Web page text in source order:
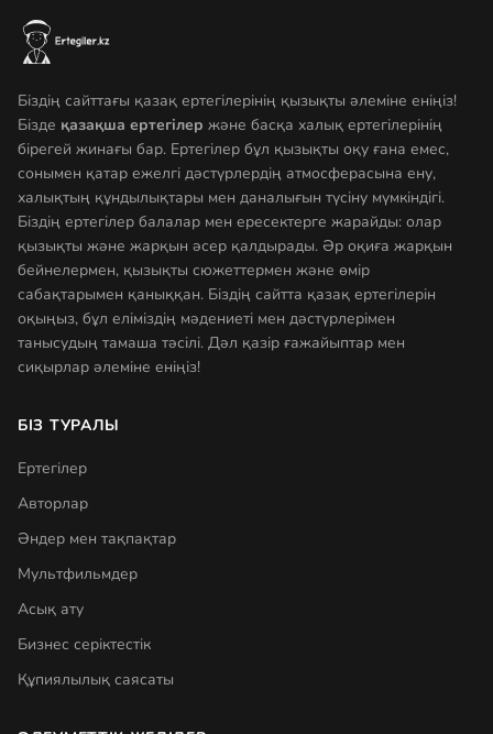
Біздің сайттағы қазақ ертегілерінің қызықты әлеміне еніңіз!
Бізде қазақша ертегілер және басқа халық ертегілерінің
бірегей жинағы бар. Ертегілер бұл қызықты оқу ғана емес,
сонымен қатар ежелгі дәстүрлердің атмосферасына ену,
халықтың құндылықтары мен даналығын түсіну мүмкіндігі.
Біздің ертегілер балалар мен ересектерге жарайды: олар
қызықты және жарқын әсер қалдырады. Әр оқиға жарқын
бейнелермен, қызықты сюжеттермен және өмір
сабақтарымен қаныққан. Біздің сайтта қазақ ертегілерін
оқыңыз, бұл еліміздің мәдениеті мен дәстүрлерімен
танысудың тамаша тәсілі. Дәл қазір ғажайыптар мен
сиқырлар әлеміне еніңіз!
БІЗ ТУРАЛЫ
Ертегілер
Авторлар
Әндер мен тақпақтар
Мультфильмдер
Асық ату
Бизнес серіктестік
Құпиялылық саясаты